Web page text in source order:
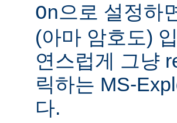
On으로 설정하
(아마 암호도)
연스럽게 그냥
릭하는 MS-
다.